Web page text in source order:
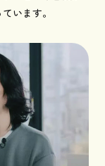
います。